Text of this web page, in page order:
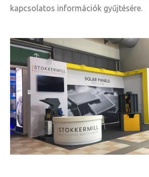
kapcsolatos információk gyűjtésére.